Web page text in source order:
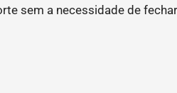
sem a necessidade de